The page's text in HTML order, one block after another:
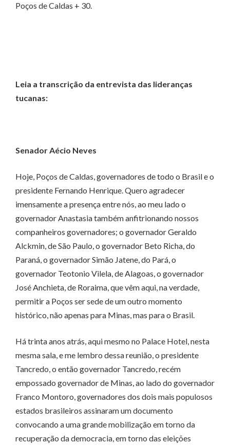
Poços de Caldas + 30.
Leia a transcrição da entrevista das lideranças
tucanas:
Senador Aécio Neves
Hoje, Poços de Caldas, governadores de todo o Brasil e o
presidente Fernando Henrique. Quero agradecer
imensamente a presença entre nós, ao meu lado o
governador Anastasia também anfitrionando nossos
companheiros governadores; o governador Geraldo
Alckmin, de São Paulo, o governador Beto Richa, do
Paraná, o governador Simão Jatene, do Pará, o
governador Teotonio Vilela, de Alagoas, o governador
José Anchieta, de Roraima, que vêm aqui, na verdade,
permitir a Poços ser sede de um outro momento
histórico, não apenas para Minas, mas para o Brasil.
Há trinta anos atrás, aqui mesmo no Palace Hotel, nesta
mesma sala, e me lembro dessa reunião, o presidente
Tancredo, o então governador Tancredo, recém
empossado governador de Minas, ao lado do governador
Franco Montoro, governadores dos dois mais populosos
estados brasileiros assinaram um documento
convocando a uma grande mobilização em torno da
recuperação da democracia, em torno das eleições